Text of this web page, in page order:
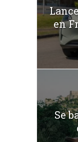
en
Se